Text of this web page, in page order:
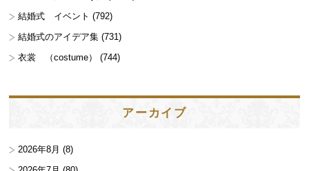
結婚式 イベント (792)
結婚式のアイデア集 (731)
衣裳 （costume）
(744)
アーカイブ
2026年8月 (8)